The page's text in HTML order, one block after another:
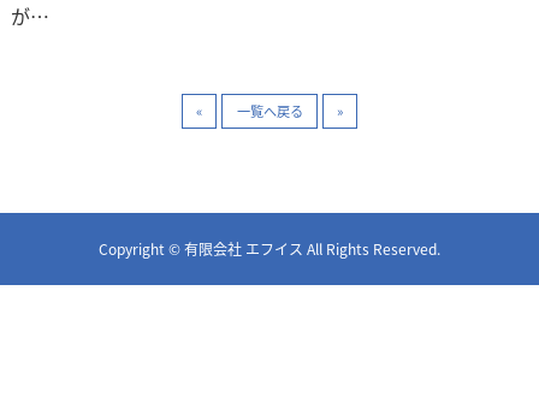
が…
« 一覧へ戻る »
Copyright © 有限会社 エフイス All Rights Reserved.